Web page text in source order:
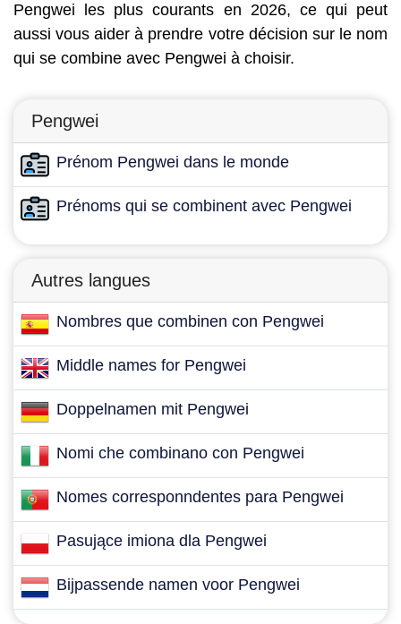
Pengwei les plus courants en 2026, ce qui peut
aussi vous aider à prendre votre décision sur le nom
qui se combine avec Pengwei à choisir.
Pengwei
Prénom Pengwei dans le monde
Prénoms qui se combinent avec Pengwei
Autres langues
Nombres que combinen con Pengwei
Middle names for Pengwei
Doppelnamen mit Pengwei
Nomi che combinano con Pengwei
Nomes corresponndentes para Pengwei
Pasujące imiona dla Pengwei
Bijpassende namen voor Pengwei